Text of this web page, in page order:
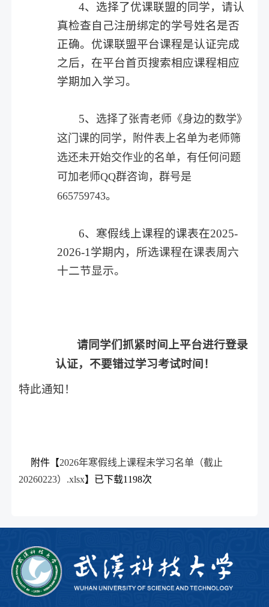
4、选择了优课联盟的同学，请认
真检查自己注册绑定的学号姓名是否
正确。优课联盟平台课程是认证完成
之后，在平台首页搜索相应课程相应
学期加入学习。
5、 选择了张青老师《身边的数学》
这门课的同学，附件表上名单为老师筛
选还未开始交作业的名单，有任何问题
可加老师QQ群咨询，群号是
665759743。
6、寒假线上课程的课表在2025-
2026-1学期内， 所选课程在课表周六
十二节显示。
请同学们抓紧时间上平台进行登录
认证，不要错过学习考试时间！
特此通知！
附件【2026年寒假线上课程未学习名单（截止
20260223）.xlsx】已下载1198次